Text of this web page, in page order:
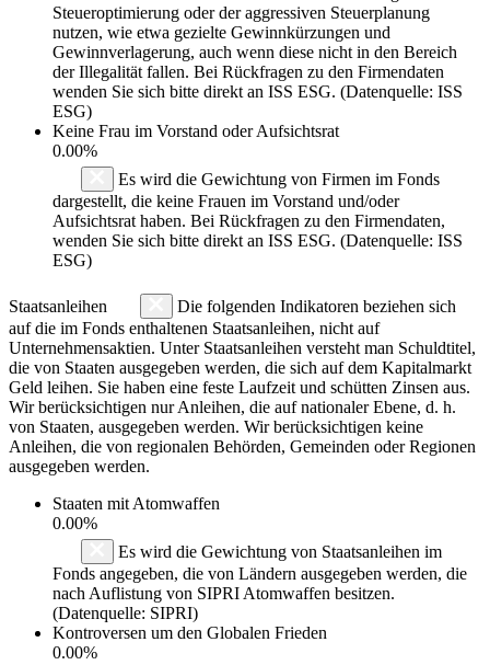
Steueroptimierung oder der aggressiven Steuerplanung
nutzen, wie etwa gezielte Gewinnkürzungen und
Gewinnverlagerung, auch wenn diese nicht in den Bereich
der Illegalität fallen. Bei Rückfragen zu den Firmendaten
wenden Sie sich bitte direkt an ISS ESG. (Datenquelle: ISS
ESG)
Keine Frau im Vorstand oder Aufsichtsrat
0.00%
Es wird die Gewichtung von Firmen im Fonds
dargestellt, die keine Frauen im Vorstand und/oder
Aufsichtsrat haben. Bei Rückfragen zu den Firmendaten,
wenden Sie sich bitte direkt an ISS ESG. (Datenquelle: ISS
ESG)
Staatsanleihen
Die folgenden Indikatoren beziehen sich
auf die im Fonds enthaltenen Staatsanleihen, nicht auf
Unternehmensaktien. Unter Staatsanleihen versteht man Schuldtitel,
die von Staaten ausgegeben werden, die sich auf dem Kapitalmarkt
Geld leihen. Sie haben eine feste Laufzeit und schütten Zinsen aus.
Wir berücksichtigen nur Anleihen, die auf nationaler Ebene, d. h.
von Staaten, ausgegeben werden. Wir berücksichtigen keine
Anleihen, die von regionalen Behörden, Gemeinden oder Regionen
ausgegeben werden.
Staaten mit Atomwaffen
0.00%
Es wird die Gewichtung von Staatsanleihen im
Fonds angegeben, die von Ländern ausgegeben werden, die
nach Auflistung von SIPRI Atomwaffen besitzen.
(Datenquelle: SIPRI)
Kontroversen um den Globalen Frieden
0.00%